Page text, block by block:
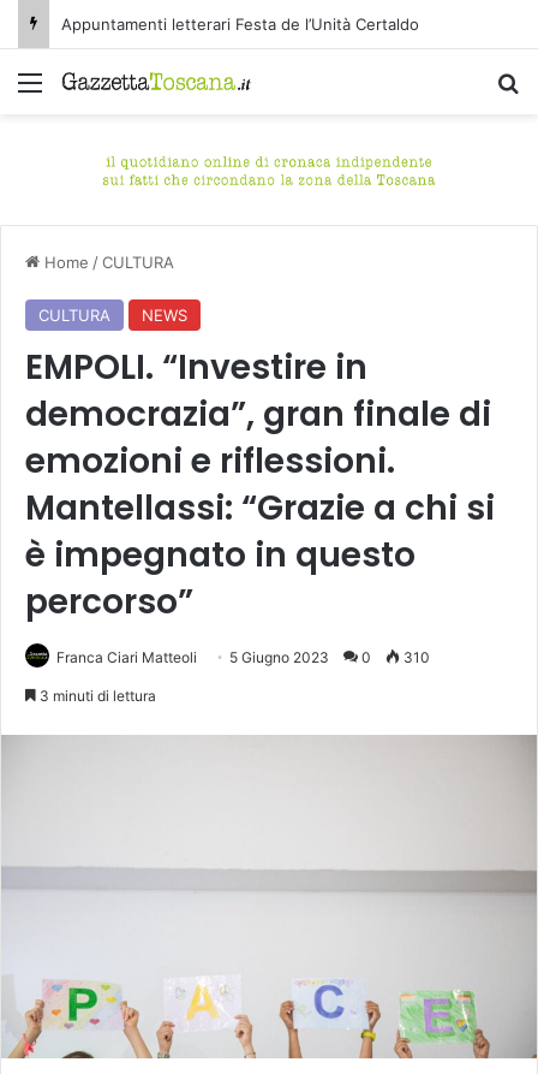
Appuntamenti letterari Festa de l’Unità Certaldo
Menu
Home /CULTURA
CULTURA NEWS
EMPOLI. “Investire in
democrazia”, gran finale di
emozioni e riflessioni.
Mantellassi: “Grazie a chi si
è impegnato in questo
percorso”
Franca Ciari Matteoli 5 Giugno 2023 0 310
3 minuti di lettura